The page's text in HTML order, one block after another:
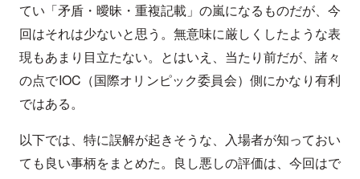
てい「矛盾・曖昧・重複記載」の嵐になるものだが、今
回はそれは少ないと思う。無意味に厳しくしたような表
現もあまり目立たない。とはいえ、当たり前だが、諸々
の点でIOC（国際オリンピック委員会）側にかなり有利
ではある。
以下では、特に誤解が起きそうな、入場者が知っておい
ても良い事柄をまとめた。良し悪しの評価は、今回はで